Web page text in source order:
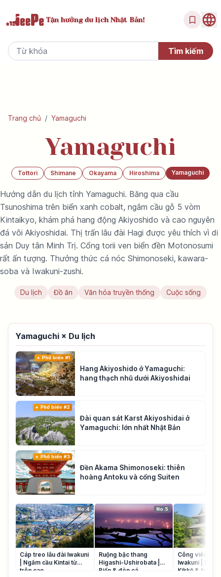
Tận hưởngdu lịch Nhật Bản!
Trang chủ / Yamaguchi
Yamaguchi
Tottori Shimane Okayama Hiroshima Yamaguchi
Hướng dẫn du lịch tỉnh Yamaguchi. Băng qua cầu
Tsunoshima trên biển xanh cobalt, ngắm cầu gỗ 5 vòm
Kintaikyo, khám phá hang động Akiyoshido và cao nguyên
đá vôi Akiyoshidai. Thị trấn lâu đài Hagi được yêu thích vì di
sản Duy tân Minh Trị. Cổng torii ven biển đền Motonosumi
rất ấn tượng. Thưởng thức cá nóc Shimonoseki, kawara-
soba và Iwakuni-zushi.
Du lịch Đồ ăn Văn hóa truyền thống Cuộc sống
Yamaguchi × Du lịch
Phổ biến #1
Hang Akiyoshido ở Yamaguchi:
hang thạch nhũ dưới Akiyoshidai
Phổ biến #2
Đài quan sát Karst Akiyoshidai ở
Yamaguchi: lớn nhất Nhật Bản
Phổ biến #3
Đền Akama Shimonoseki: thiên
hoàng Antoku và cổng Suiten
No.4
Cáp treo lâu đài Iwakuni
| Ngắm cầu Kintai từ
trên cao
No.5
Ruộng bậc thang
Higashi-Ushirobata |
Biển & đèn cá
Công viên
Iwakuni | Lịch
Kikkō & hoa